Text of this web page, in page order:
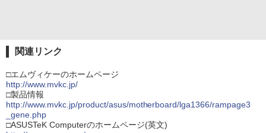
関連リンク
□エムヴィケーのホームページ
http://www.mvkc.jp/
□製品情報
http://www.mvkc.jp/product/asus/motherboard/lga1366/rampage3
_gene.php
□ASUSTeK Computerのホームページ(英文)